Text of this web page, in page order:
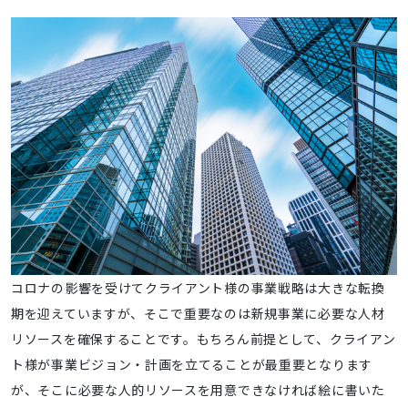
コロナの影響を受けてクライアント様の事業戦略は大きな転換
期を迎えていますが、そこで重要なのは新規事業に必要な人材
リソースを確保することです。もちろん前提として、クライアン
ト様が事業ビジョン・計画を立てることが最重要となります
が、そこに必要な人的リソースを用意できなければ絵に書いた